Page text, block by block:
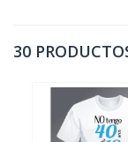
30